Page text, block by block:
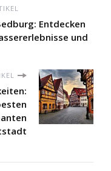
Entdecken
und